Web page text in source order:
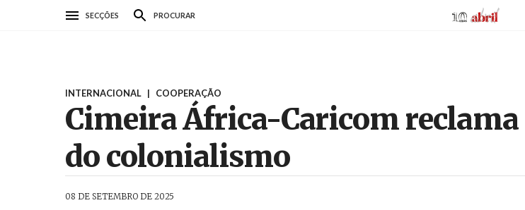
SECÇÕES PROCURAR
INTERNACIONAL | COOPERAÇÃO
Cimeira África-Caricom
do colonialismo
08 DE SETEMBRO DE 2025